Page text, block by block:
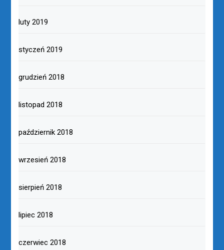
luty 2019
styczeń 2019
grudzień 2018
listopad 2018
październik 2018
wrzesień 2018
sierpień 2018
lipiec 2018
czerwiec 2018